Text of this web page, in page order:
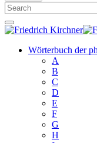
Wörterbuch der
A
B
C
D
E
F
G
H